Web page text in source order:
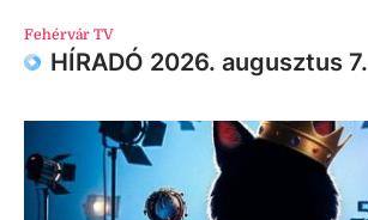
Fehérvár TV
HÍRADÓ 2026. augusztus 7.